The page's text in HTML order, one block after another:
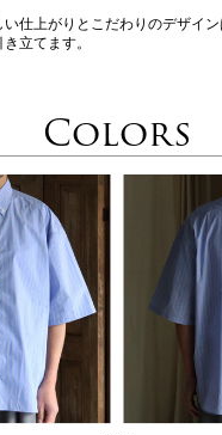
い仕上がりとこだわりのデザイ
立てます。
Colors